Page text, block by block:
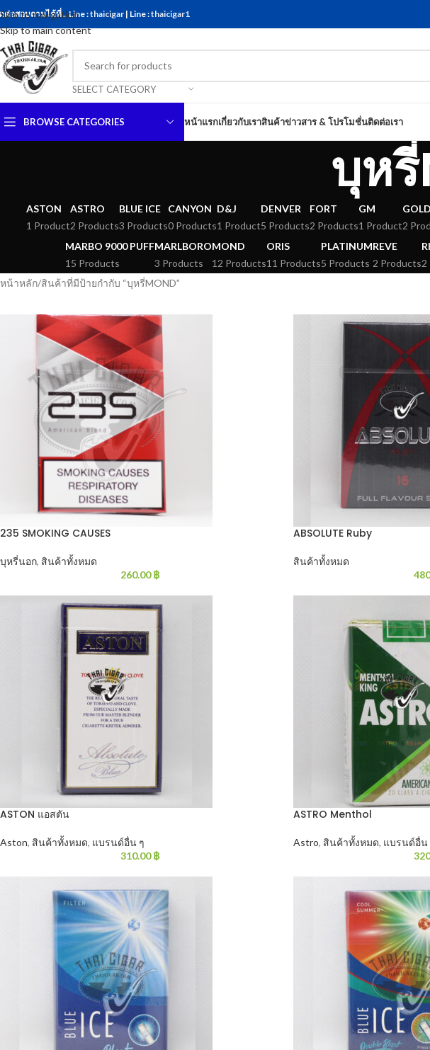
Skip to navigation
Skip to main content
ต่อสอบถามได้ที่ .. Line :thaicigar | Line :thaicigar1
SELECT CATEGORY
BROWSE CATEGORIES หน้าแรกเกี่ยวกับเราสินค้าข่าวสาร & โปรโมชั่นติดต่อเรา
บุห
ASTON
1 Product
ASTRO
2 Products
BLUE ICE
3 Products
CANYON
0 Products
D&J
1 Product
DENVER
5 Products
FORT
2 Products
GM
1 Product2
MARBO 9000 PUFF
15 Products
MARLBORO
3 Products
MOND
12 Products
ORIS
11 Products
PLATINUM
5 Products
REVE
2 Products2
หน้าหลัก สินค้าที่มีป้ายกำกับ “บุหรี่MOND”
235 SMOKING CAUSES
บุหรี่นอก, สินค้าทั้งหมด
260.00฿
ABSOLUTE Ruby
สินค้าทั้งหมด
ASTON แอสตัน
Aston, สินค้าทั้งหมด, แบรนด์อื่น ๆ
310.00฿
ASTRO Menthol
Astro, สินค้าทั้งหมด, แบรนด์อื่น